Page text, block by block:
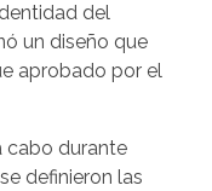
del
un diseño que
aprobado por el
cabo durante
definieron las